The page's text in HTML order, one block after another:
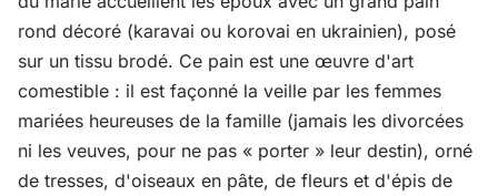
rond décoré (karavai ou korovai en ukrainien), posé
sur un tissu brodé. Ce pain est une œuvre d'art
comestible : il est façonné la veille par les femmes
mariées heureuses de la famille (jamais les divorcées
ni les veuves, pour ne pas « porter » leur destin), orné
de tresses, d'oiseaux en pâte, de fleurs et d'épis de